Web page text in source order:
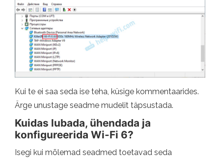
Kui te ei saa seda ise teha, küsige kommentaarides.
Ärge unustage seadme mudelit täpsustada.
Kuidas lubada, ühendada ja
konfigureerida Wi-Fi 6?
Isegi kui mõlemad seadmed toetavad seda